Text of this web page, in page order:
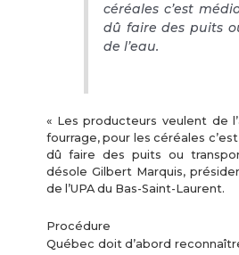
céréales c’est
dû faire des puits
de l’eau.
« Les producteurs veulent de
fourrage, pour les céréales
dû faire des puits ou
désole Gilbert Marquis,
de l’UPA du Bas-Saint-Laurent.
Procédure
Québec doit d’abord